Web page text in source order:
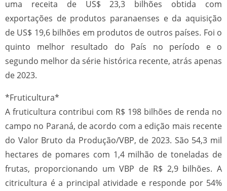
uma receita de US$ 23,3 bilhões obtida com
exportações de produtos paranaenses e da aquisição
de US$ 19,6 bilhões em produtos de outros países. Foi o
quinto melhor resultado do País no período e o
segundo melhor da série histórica recente, atrás apenas
de 2023.
*Fruticultura*
A fruticultura contribui com R$ 198 bilhões de renda no
campo no Paraná, de acordo com a edição mais recente
do Valor Bruto da Produção/VBP, de 2023. São 54,3 mil
hectares de pomares com 1,4 milhão de toneladas de
frutas, proporcionando um VBP de R$ 2,9 bilhões. A
citricultura é a principal atividade e responde por 54%